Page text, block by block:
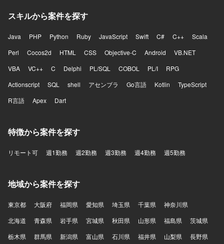
スキルから案件を探す
Java PHP Python Ruby JavaScript Swift C# C++
Scala
Perl
Cocos2d HTML CSS Objective-C Android
VB.NET
VBA
VC++ C Delphi PL/SQL COBOL PL/I
RPG
Actionscript
SQL shell アセンブラ Go言語 Kotlin
TypeScript
R言語
Apex Dart
特徴から案件を探す
リモート可 週1勤務 週2勤務 週3勤務 週4勤務 週5勤務
地域から案件を探す
東京都 大阪府 福岡県 愛知県 埼玉県 千葉県
神奈川県
北海道
青森県 岩手県 宮城県 秋田県 山形県 福島県
茨城県
栃木県
群馬県 新潟県 富山県 石川県 福井県 山梨県 長野県